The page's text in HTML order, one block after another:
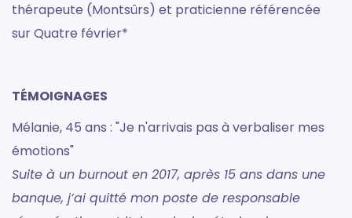
thérapeute (Montsûrs) et praticienne référencée
sur Quatre février*
TÉMOIGNAGES
Mélanie, 45 ans : "Je n'arrivais pas à verbaliser mes
émotions"
Suite à un burnout en 2017, après 15 ans dans une
banque, j’ai quitté mon poste de responsable